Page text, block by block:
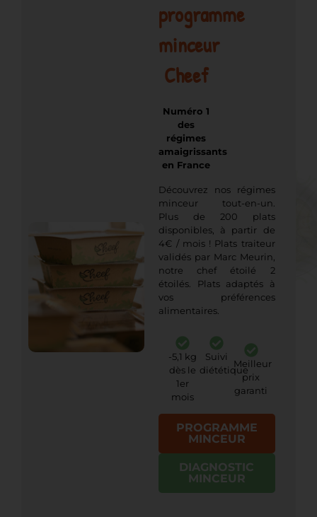
programme
minceur
Cheef
Numéro 1
des
régimes
amaigrissants
en France
Découvrez nos régimes
minceur tout-en-un.
Plus de 200 plats
disponibles, à partir de
4€ / mois ! Plats traiteur
validés par Marc Meurin,
notre chef étoilé 2
étoilés. Plats adaptés à
vos préférences
alimentaires.
-5,1 kg
dès le
1er
mois
Suivi
diététique
Meilleur
prix
garanti
PROGRAMME
MINCEUR
DIAGNOSTIC
MINCEUR